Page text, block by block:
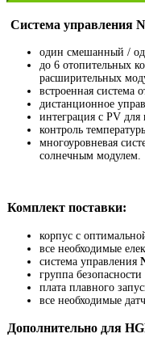
Система управления
один смешанный /
до 6 отопительных
расширительных
встроенная система
дистанционное
интеграция с PV
контроль
многоуровневая
солнечным модулем.
Комплект поставки:
корпус с
все необходимые
система управления
группа безопасности
плата плавного
все необходимые
Дополнительно для